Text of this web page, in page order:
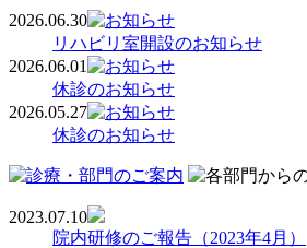
2026.06.30
リハビリ室開設のお知らせ
2026.06.01
休診のお知らせ
2026.05.27
休診のお知らせ
2023.07.10
院内研修のご報告（2023年4月）